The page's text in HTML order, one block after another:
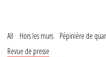
All Hors les murs Pépinière de
Revue de presse